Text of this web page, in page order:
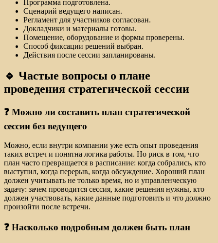
Программа подготовлена.
Сценарий ведущего написан.
Регламент для участников согласован.
Докладчики и материалы готовы.
Помещение, оборудование и формы проверены.
Способ фиксации решений выбран.
Действия после сессии запланированы.
🔹 Частые вопросы о плане
проведения стратегической сессии
❓ Можно ли составить план стратегической
сессии без ведущего
Можно, если внутри компании уже есть опыт проведения
таких встреч и понятна логика работы. Но риск в том, что
план часто превращается в расписание: когда собрались, кто
выступил, когда перерыв, когда обсуждение. Хороший план
должен учитывать не только время, но и управленческую
задачу: зачем проводится сессия, какие решения нужны, кто
должен участвовать, какие данные подготовить и что должно
произойти после встречи.
❓ Насколько подробным должен быть план